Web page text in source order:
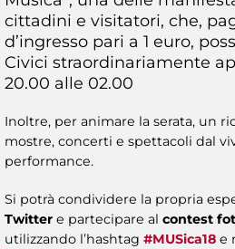
cittadini e visitatori, che,
d’ingresso pari a 1 euro,
Civici straordinariamente
20.00 alle 02.00
Inoltre, per animare la serata, un
mostre, concerti e spettacoli dal
performance.
Si potrà condividere la propria
Twitter e partecipare al contest
utilizzando l’hashtag #MUSica18 e